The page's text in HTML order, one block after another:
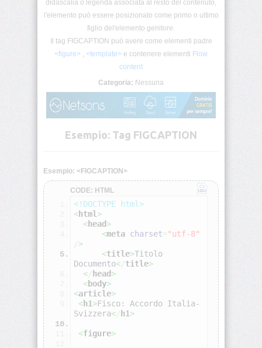
Block
HTML5
Categorie
Browser
HTML
Test
<!DOCTYPE>
<!-
<a>
<abbr>
didascalia o legenda associata al resto del contenuto,
l'elemento può essere posizionato come primo o ultimo
figlio del'elemento genitore.
Il tag FIGCAPTION può avere come elementi padre
<figure> , <template> e contenere elementi Flow
content
Categoria: Nessuna
Esempio: Tag FIGCAPTION
Esempio: <FIGCAPTION>
CODE: HTML
<!DOCTYPE html>
<html >
<head>
<meta charset="utf-8"
/>
<title>Titolo
Documento</title>
</ head>
<body>
<article>
<h1>Fisco: Accordo Italia-
Svizzera</ h1>
<figure>